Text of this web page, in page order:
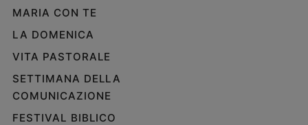
educazione
Genitori
e
Scuola
MARIA CON TE
LA DOMENICA
VITA PASTORALE
SETTIMANA DELLA
COMUNICAZIONE
FESTIVAL BIBLICO